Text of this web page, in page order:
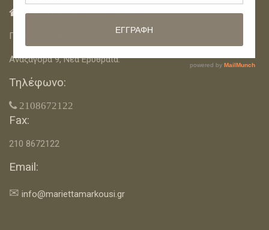
 Διευθύνσεις Γραφείων:
Πίνδου 12, Νέα Φιλαδέλφεια.
Αναξαγόρα 9, Νέα Ερυθραία.
Τηλέφωνο:
 2108672122
Fax:
210 8672122
Email:
✉ info@mariettamarkousi.gr